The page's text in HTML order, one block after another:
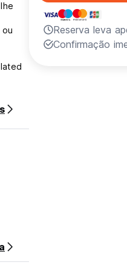
Reserva leva
Confirmação